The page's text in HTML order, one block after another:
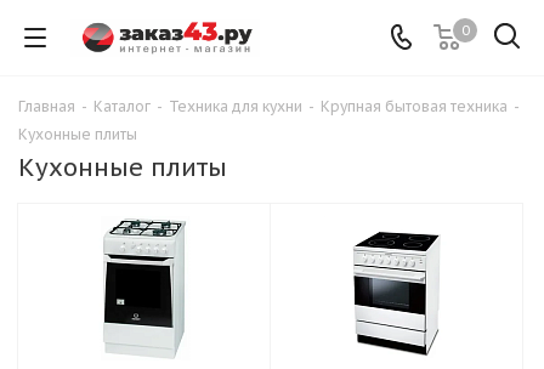
0
Главная - Каталог - Техника для кухни - Крупная бытовая техника -
Кухонные плиты
Кухонные плиты